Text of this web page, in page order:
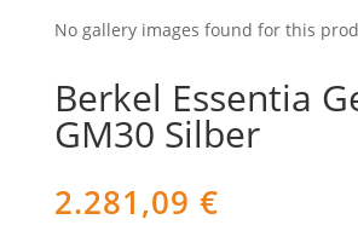
No gallery images found for this
Berkel Essentia
GM30 Silber
2.281,09 €